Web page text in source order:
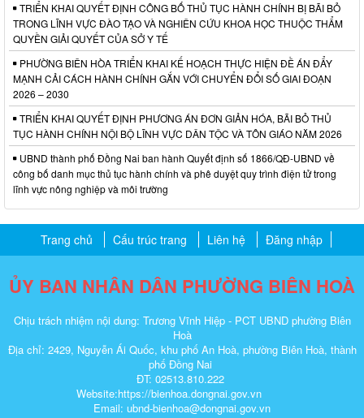
TRIỂN KHAI QUYẾT ĐỊNH CÔNG BỐ THỦ TỤC HÀNH CHÍNH BỊ BÃI BỎ
TRONG LĨNH VỰC ĐÀO TẠO VÀ NGHIÊN CỨU KHOA HỌC THUỘC THẨM
QUYỀN GIẢI QUYẾT CỦA SỞ Y TẾ
PHƯỜNG BIÊN HÒA TRIỂN KHAI KẾ HOẠCH THỰC HIỆN ĐỀ ÁN ĐẨY
MẠNH CẢI CÁCH HÀNH CHÍNH GẮN VỚI CHUYỂN ĐỔI SỐ GIAI ĐOẠN
2026 – 2030
TRIỂN KHAI QUYẾT ĐỊNH PHƯƠNG ÁN ĐƠN GIẢN HÓA, BÃI BỎ THỦ
TỤC HÀNH CHÍNH NỘI BỘ LĨNH VỰC DÂN TỘC VÀ TÔN GIÁO NĂM 2026
UBND thành phố Đồng Nai ban hành Quyết định số 1866/QĐ-UBND về
công bố danh mục thủ tục hành chính và phê duyệt quy trình điện tử trong
lĩnh vực nông nghiệp và môi trường
Trang chủ Cấu trúc trang Liên hệ Đăng nhập
ỦY BAN NHÂN DÂN PHƯỜNG BIÊN HOÀ
Chịu trách nhiệm nội dung: Trương Vĩnh Hiệp - PCT UBND phường Biên
Hoà
Địa chỉ: 2429, Nguyễn Ái Quốc, khu phố An Hoà, phường Biên Hoà, thành
phố Đồng Nai
ĐT: 02513.810.222
Website:https://bienhoa.dongnai.gov.vn
Email: ubnd-bienhoa@dongnai.gov.vn​